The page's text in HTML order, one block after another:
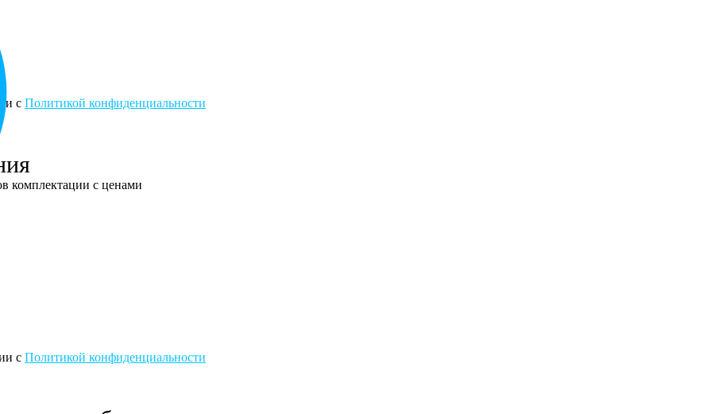
с Политикой конфиденциальности
комплектации с ценами
с Политикой конфиденциальности